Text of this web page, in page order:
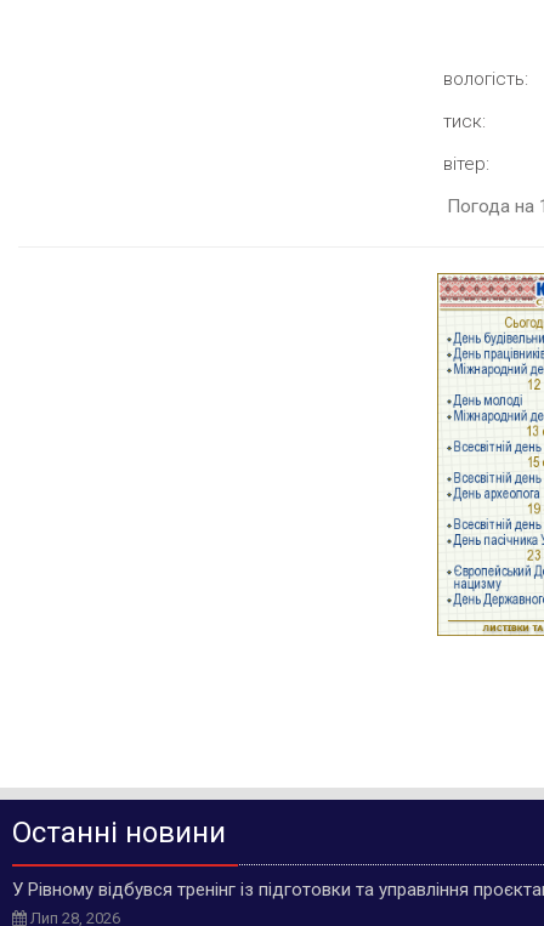
вологість:
тиск:
вітер:
Погода на
Останні новини
У Рівному відбувся тренінг із підготовки та управління
Лип 28, 2026